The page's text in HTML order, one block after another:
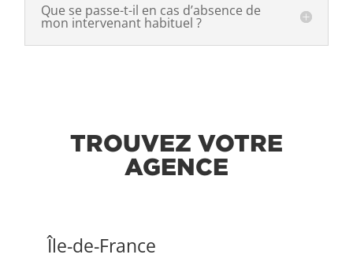
Que se passe-t-il en cas d’absence de
mon intervenant habituel ?
TROUVEZ VOTRE
AGENCE
Île-de-France